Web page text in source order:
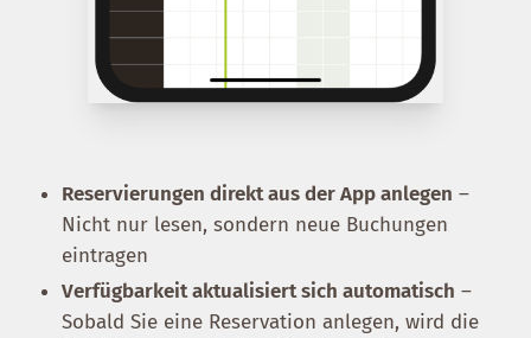
Reservierungen direkt aus der App anlegen –
Nicht nur lesen, sondern neue Buchungen
eintragen
Verfügbarkeit aktualisiert sich automatisch –
Sobald Sie eine Reservation anlegen, wird die